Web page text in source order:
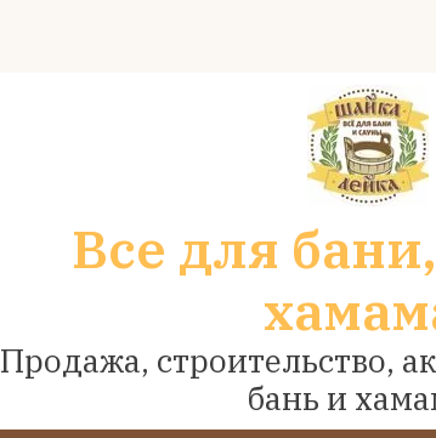
Все для
Продажа, строительство,
бань и